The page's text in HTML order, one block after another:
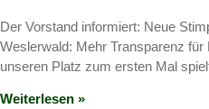
Der Vorstand informiert: Neue
Weslerwald: Mehr Transparenz
unseren Platz zum ersten Mal
Weiterlesen »